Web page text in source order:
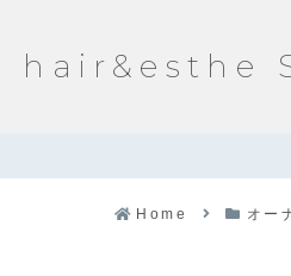
hair&esthe
Home オー